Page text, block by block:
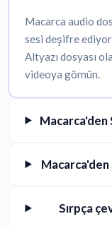
Macarca audio
sesi deşifre
Altyazı dosyası
videoya gömün.
Macarca'den
Sırpça